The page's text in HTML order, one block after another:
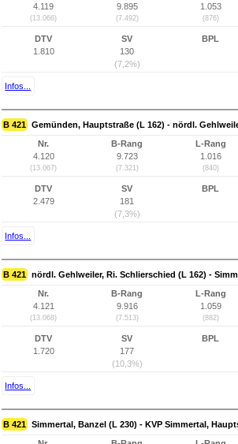
4.119
(13.066)
9.895
(7.492)
1.053
(876)
DTV
1.810
SV
130
(7,2%)
BPL
Infos...
B 421 Gemünden, Hauptstraße (L 162) - nördl.
Nr.
4.120
(13.067)
B-Rang
9.723
(7.321)
L-Rang
1.016
(840)
DTV
2.479
SV
181
(7,3%)
BPL
Infos...
B 421 nördl. Gehlweiler, Ri. Schlierschied (L 162) -
Nr.
4.121
(13.068)
B-Rang
9.916
(7.513)
L-Rang
1.059
(882)
DTV
1.720
SV
177
(10,3%)
BPL
Infos...
B 421 Simmertal, Banzel (L 230) - KVP Simmertal,